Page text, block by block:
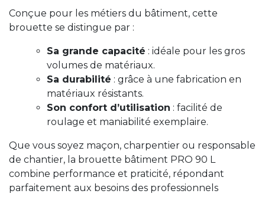
Conçue pour les métiers du bâtiment, cette
brouette se distingue par :
Sa grande capacité : idéale pour les gros
volumes de matériaux.
Sa durabilité : grâce à une fabrication en
matériaux résistants.
Son confort d’utilisation : facilité de
roulage et maniabilité exemplaire.
Que vous soyez maçon, charpentier ou responsable
de chantier, la brouette bâtiment PRO 90 L
combine performance et praticité, répondant
parfaitement aux besoins des professionnels